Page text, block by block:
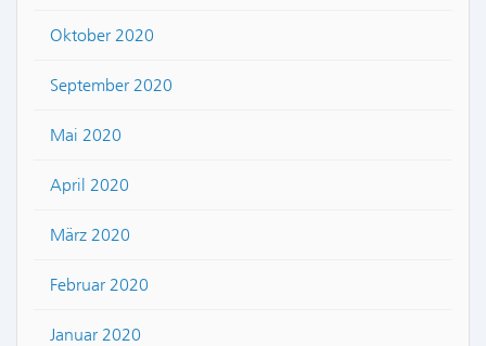
Oktober 2020
September 2020
Mai 2020
April 2020
März 2020
Februar 2020
Januar 2020